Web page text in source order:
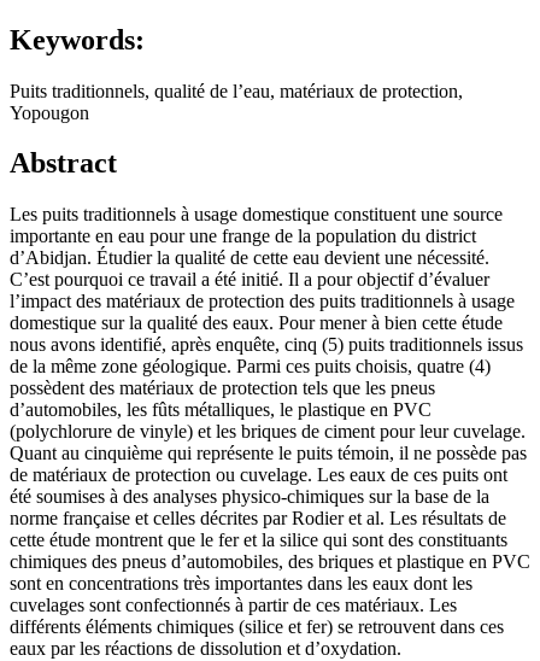
Keywords:
Puits traditionnels, qualité de l’eau, matériaux de protection,
Yopougon
Abstract
Les puits traditionnels à usage domestique constituent une source
importante en eau pour une frange de la population du district
d’Abidjan. Étudier la qualité de cette eau devient une nécessité.
C’est pourquoi ce travail a été initié. Il a pour objectif d’évaluer
l’impact des matériaux de protection des puits traditionnels à usage
domestique sur la qualité des eaux. Pour mener à bien cette étude
nous avons identifié, après enquête, cinq (5) puits traditionnels issus
de la même zone géologique. Parmi ces puits choisis, quatre (4)
possèdent des matériaux de protection tels que les pneus
d’automobiles, les fûts métalliques, le plastique en PVC
(polychlorure de vinyle) et les briques de ciment pour leur cuvelage.
Quant au cinquième qui représente le puits témoin, il ne possède pas
de matériaux de protection ou cuvelage. Les eaux de ces puits ont
été soumises à des analyses physico-chimiques sur la base de la
norme française et celles décrites par Rodier et al. Les résultats de
cette étude montrent que le fer et la silice qui sont des constituants
chimiques des pneus d’automobiles, des briques et plastique en PVC
sont en concentrations très importantes dans les eaux dont les
cuvelages sont confectionnés à partir de ces matériaux. Les
différents éléments chimiques (silice et fer) se retrouvent dans ces
eaux par les réactions de dissolution et d’oxydation.